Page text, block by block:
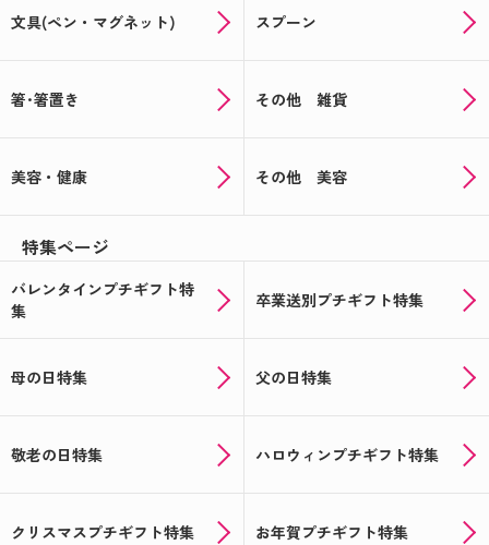
文具(ペン・マグネット) スプーン
箸･箸置き その他 雑貨
美容・健康 その他 美容
特集ページ
バレンタインプチギフト特
集
卒業送別プチギフト特集
母の日特集 父の日特集
敬老の日特集 ハロウィンプチギフト特集
クリスマスプチギフト特集 お年賀プチギフト特集